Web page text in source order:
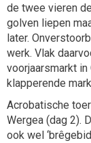
de twee vieren
golven liepen
later.
werk. Vlak
voorjaarsmarkt in
klapperende
Acrobatische
Wergea (dag 2).
ook wel